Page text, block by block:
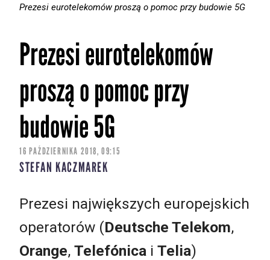
Prezesi eurotelekomów proszą o pomoc przy budowie 5G
Prezesi eurotelekomów
proszą o pomoc przy
budowie 5G
16 PAŹDZIERNIKA 2018, 09:15
STEFAN KACZMAREK
Prezesi największych europejskich
operatorów (Deutsche Telekom,
Orange, Telefónica i Telia)